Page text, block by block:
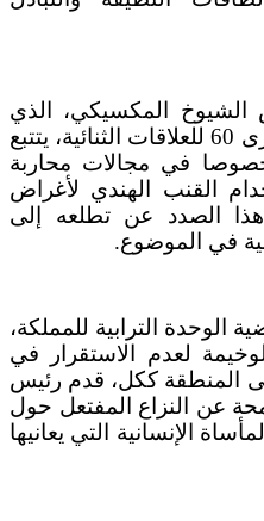
المكسيكي، الذي
يستعد لتنظيم احتفالية بالذكرى 60 للعلاقات الثنائية، يتتبع
في مجالات محاربة
القنب الهندي لأغراض
الصدد عن تطلعه إلى
في الموضوع.
الوحدة الترابية للمملكة،
لعدم الاستقرار في
المنطقة ككل، قدم رئيس
عن النزاع المفتعل حول
الإنسانية التي يعانيها